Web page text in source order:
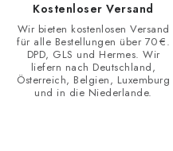
Kostenloser Versand
Wir bieten kostenlosen Versand
für alle Bestellungen über 70 €.
DPD, GLS und Hermes. Wir
liefern nach Deutschland,
Österreich, Belgien, Luxemburg
und in die Niederlande.